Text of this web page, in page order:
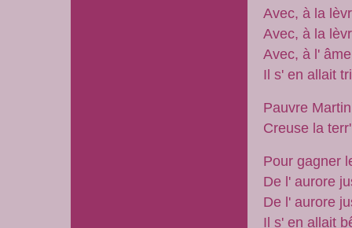
Avec, à la
Avec, à la
Avec, à l'
Il s' en allait
Pauvre
Creuse la
Pour gagner
De l' aurore
De l' aurore
Il s' en allait